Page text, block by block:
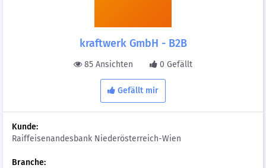
kraftwerk GmbH - B2B
85 Ansichten 0 Gefällt
Gefällt mir
Kunde:
Raiffeisenandesbank Niederösterreich-Wien
Branche: